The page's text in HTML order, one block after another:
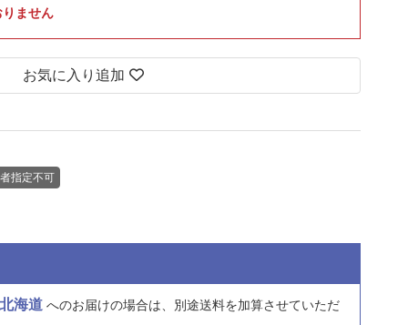
ません
お気に入り追加
指定不可
海道 へのお届けの場合は、 別途送料を加算させていただ